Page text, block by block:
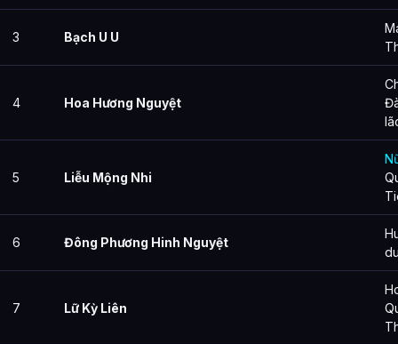
3 Bạch U U
4 Hoa Hương Nguyệt
5 Liễu Mộng Nhi
6 Đông Phương Hinh Nguyệt
7 Lữ Kỳ Liên